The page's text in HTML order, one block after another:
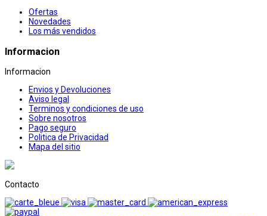
Ofertas
Novedades
Los más vendidos
Informacion
Informacion
Envios y Devoluciones
Aviso legal
Terminos y condiciones de uso
Sobre nosotros
Pago seguro
Politica de Privacidad
Mapa del sitio
Contacto